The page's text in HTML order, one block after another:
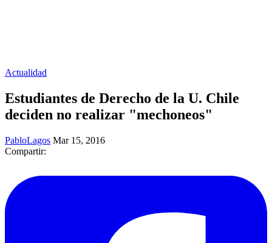
Actualidad
Estudiantes de Derecho de la U. Chile
deciden no realizar "mechoneos"
PabloLagos Mar 15, 2016
Compartir: